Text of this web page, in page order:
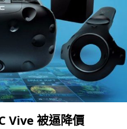
Vive 被逼降價